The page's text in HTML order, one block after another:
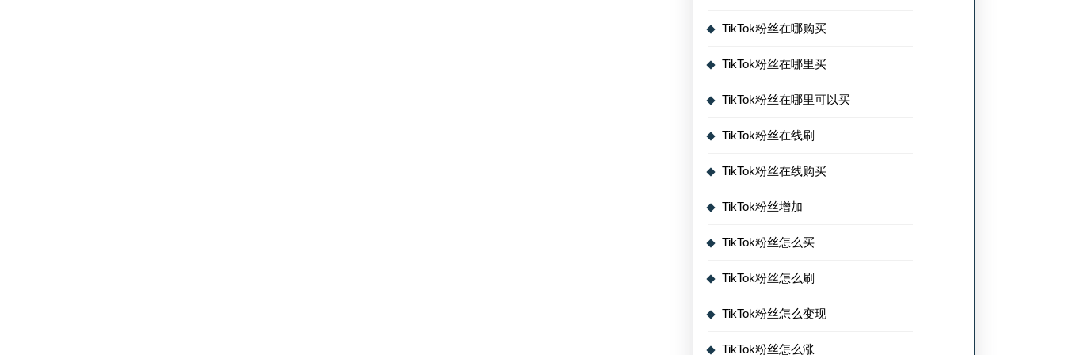
TikTok粉丝在哪购买
TikTok粉丝在哪里买
TikTok粉丝在哪里可以买
TikTok粉丝在线刷
TikTok粉丝在线购买
TikTok粉丝增加
TikTok粉丝怎么买
TikTok粉丝怎么刷
TikTok粉丝怎么变现
TikTok粉丝怎么涨